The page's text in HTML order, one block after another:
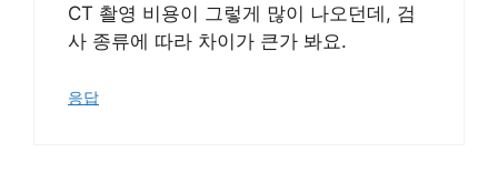
CT 촬영 비용이 그렇게 많이 나오던데, 검
사 종류에 따라 차이가 큰가 봐요.
응답